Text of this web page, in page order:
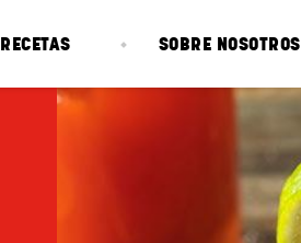
RECETAS SOBRE NOSOTROS